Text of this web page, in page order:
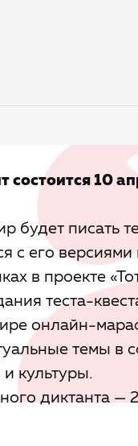
состоится 10
будет писать
с его версиями
в проекте
теста-
онлайн-
темы в
культуры.
диктанта —